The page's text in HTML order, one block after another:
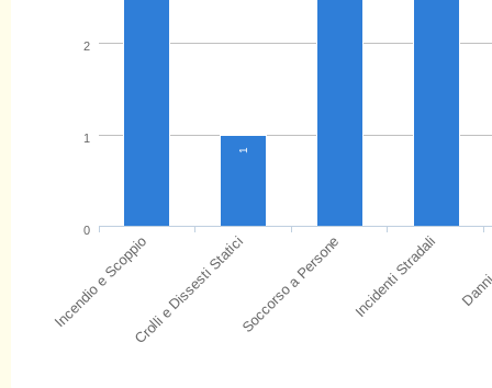
1
Incendio e ScoppioCrolli e Dissesti StaticiSoccorso a Persone Incidenti Stradali
0
1
2